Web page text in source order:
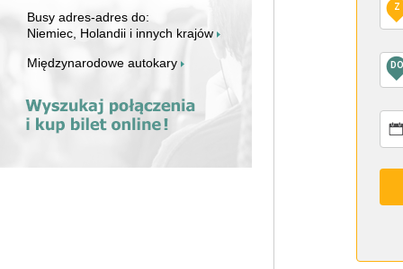
Busy adres-adres do:
Niemiec, Holandii i innych krajów
Międzynarodowe autokary
Z
DO